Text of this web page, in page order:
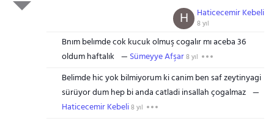
Haticecemir Kebeli
8 yıl
H
Bnım belımde cok kucuk olmuş cogalır mı aceba 36
oldum haftalık
Sümeyye Afşar8 yıl
Belimde hic yok bilmiyorum ki canim ben saf zeytinyagi
sürüyor dum hep bi anda catladi insallah çogalmaz
Haticecemir Kebeli8 yıl